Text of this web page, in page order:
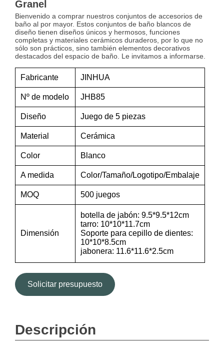
Granel
Bienvenido a comprar nuestros conjuntos de accesorios de
baño al por mayor. Estos conjuntos de baño blancos de
diseño tienen diseños únicos y hermosos, funciones
completas y materiales cerámicos duraderos, por lo que no
sólo son prácticos, sino también elementos decorativos
destacados del espacio de baño. Le invitamos a informarse.
Fabricante JINHUA
Nº de modelo JHB85
Diseño Juego de 5 piezas
Material Cerámica
Color Blanco
A medida Color/Tamaño/Logotipo/Embalaje
MOQ 500 juegos
Dimensión
botella de jabón: 9.5*9.5*12cm
tarro: 10*10*11.7cm
Soporte para cepillo de dientes:
10*10*8.5cm
jabonera: 11.6*11.6*2.5cm
Solicitar presupuesto
Descripción